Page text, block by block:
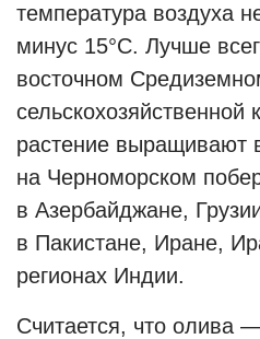
температура воздуха
минус 15°С. Лучше
восточном
сельскохозяйственной
растение выращивают
на Черноморском
в Азербайджане,
в Пакистане, Иране,
регионах Индии.
Считается, что олива